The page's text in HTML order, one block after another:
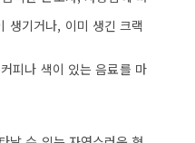
생기거나, 이미 생긴 크랙
피나 색이 있는 음료를 마